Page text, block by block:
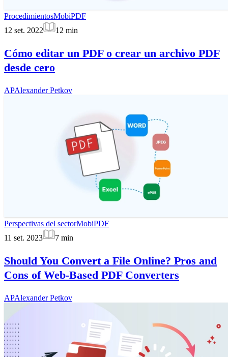
ProcedimientosMobiPDF
12 set. 2022
12 min
Cómo editar un PDF o crear un archivo PDF
desde cero
APAlexander Petkov
Perspectivas del sectorMobiPDF
11 set. 2023
7 min
Should You Convert a File Online? Pros and
Cons of Web-Based PDF Converters
APAlexander Petkov